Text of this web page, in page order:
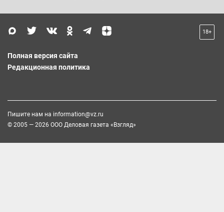
18+
Полная версия сайта
Редакционная политика
Пишите нам на information@vz.ru
© 2005 — 2026 ООО Деловая газета «Взгляд»